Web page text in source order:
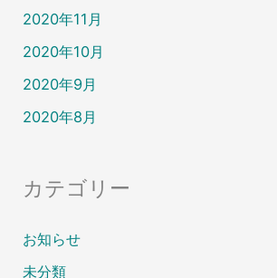
2020年11月
2020年10月
2020年9月
2020年8月
カテゴリー
お知らせ
未分類